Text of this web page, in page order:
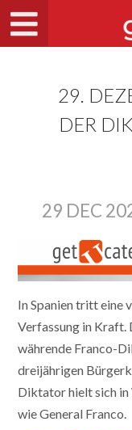
29.
DER
29 DEC
In Spanien tritt eine
Verfassung in Kraft.
währende Franco-
dreijährigen
Diktator hielt sich in
wie General Franco.